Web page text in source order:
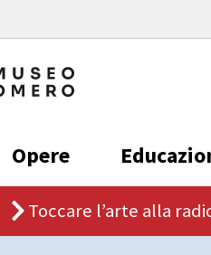
Opere
Toccare l’arte alla